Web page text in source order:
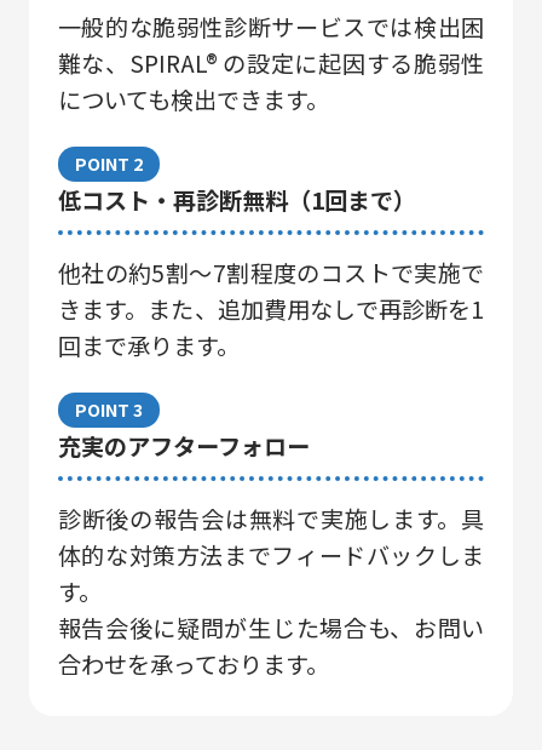
⼀般的な脆弱性診断サービスでは検出困
難な、SPIRAL® の設定に起因する脆弱性
についても検出できます。
POINT 2
低コスト・再診断無料（1回まで）
他社の約5割〜7割程度のコストで実施で
きます。また、追加費⽤なしで再診断を1
回まで承ります。
POINT 3
充実のアフターフォロー
診断後の報告会は無料で実施します。具
体的な対策⽅法までフィードバックしま
す。
報告会後に疑問が⽣じた場合も、お問い
合わせを承っております。